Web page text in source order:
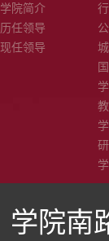
学院简介
历任领导
现任领导
学院南